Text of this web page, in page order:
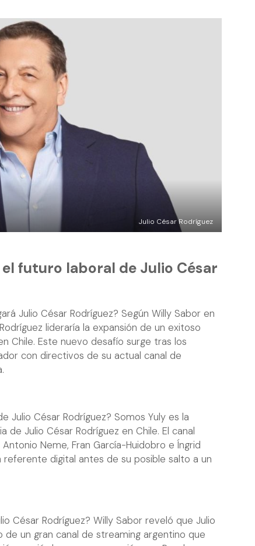
Julio César Rodríguez
futuro laboral de Julio César
Julio César Rodríguez? Según Willy Sabor en
lideraría la expansión de un exitoso
Chile. Este nuevo desafío surge tras los
con directivos de su actual canal de
Julio César Rodríguez? Somos Yuly es la
Julio César Rodríguez en Chile. El canal
Neme, Fran García-Huidobro e Íngrid
referente digital antes de su posible salto a un
César Rodríguez? Willy Sabor reveló que Julio
de un gran canal de streaming argentino que